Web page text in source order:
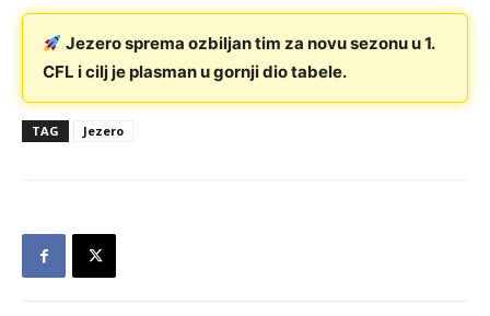
Jezero sprema ozbiljan tim za novu sezonu u 1.
CFL i cilj je plasman u gornji dio tabele.
TAG Jezero